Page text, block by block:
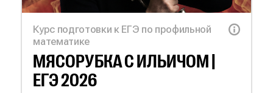
Курс подготовки к ЕГЭ по профильной
математике
МЯСОРУБКА СИЛЬИЧОМ |
ЕГЭ 2026